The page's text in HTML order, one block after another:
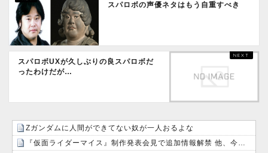
スパロボの声優ネタはもう自重すべき
スパロボUXが久しぶりの良スパロボだ
ったわけだが…
Ζガンダムに人間ができてない奴が一人おるよな
『仮面ライダーマイス』制作発表会見で追加情報解禁 他、今週の備忘録（2026/7/31～2026/8/6）